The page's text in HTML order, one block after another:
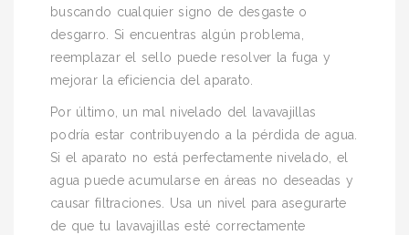
buscando cualquier signo de desgaste o
desgarro. Si encuentras algún problema,
reemplazar el sello puede resolver la fuga y
mejorar la eficiencia del aparato.
Por último, un mal nivelado del lavavajillas
podría estar contribuyendo a la pérdida de agua.
Si el aparato no está perfectamente nivelado, el
agua puede acumularse en áreas no deseadas y
causar filtraciones. Usa un nivel para asegurarte
de que tu lavavajillas esté correctamente